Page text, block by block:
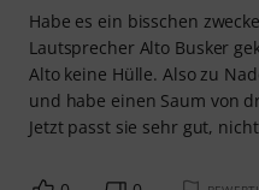
Habe es ein bisschen
Lautsprecher Alto Busker
Alto keine Hülle. Also zu
und habe einen Saum von
Jetzt passt sie sehr gut,